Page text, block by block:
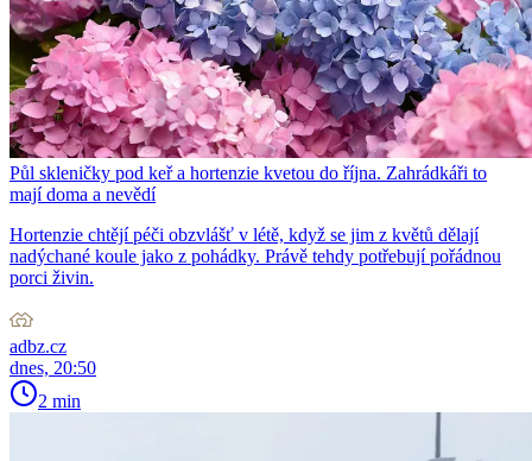
Půl skleničky pod keř a hortenzie kvetou do října. Zahrádkáři to
mají doma a nevědí
Hortenzie chtějí péči obzvlášť v létě, když se jim z květů dělají
nadýchané koule jako z pohádky. Právě tehdy potřebují pořádnou
porci živin.
adbz.cz
dnes, 20:50
2 min